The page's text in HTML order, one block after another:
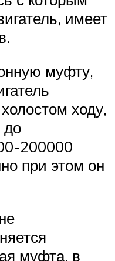
имеет
муфту,
ходу,
до
200000
при этом он
муфта, в